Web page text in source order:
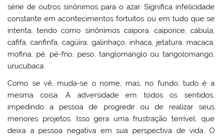
série de outros sinônimos para o azar. Significa infelicidade
constante em acontecimentos fortuitos ou em tudo que se
intenta, tendo como sinônimos caipora, caiporice, cábula,
cafifa, canfinfa, cagüira, galinhaço, inhaca, jetatura, macaca,
mofina, pé, pé-frio, peso, tanglomanglo ou tangolomango,
urucubaca.
Como se vê, muda-se o nome, mas, no fundo, tudo é a
mesma coisa. A adversidade em todos os sentidos,
impedindo a pessoa de progredir ou de realizar seus
menores projetos. Isso gera uma frustração terrível, que
deixa a pessoa negativa em sua perspectiva de vida. O